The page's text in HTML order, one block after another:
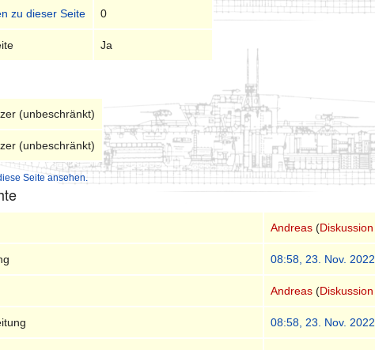
zu dieser Seite 0
Ja
(unbeschränkt)
(unbeschränkt)
Seite ansehen.
Andreas (Diskussion
08:58, 23. Nov. 2022
Andreas (Diskussion
08:58, 23. Nov. 2022